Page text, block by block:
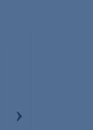
›